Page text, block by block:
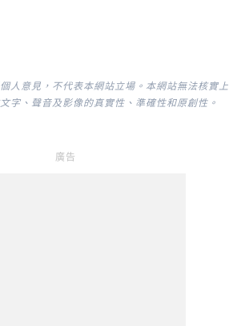
人意見，不代表本網站立場。本網站無法核實上
字、聲音及影像的真實性、準確性和原創性。
廣告